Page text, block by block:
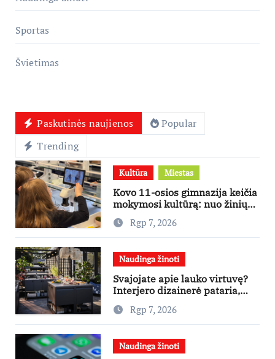
Sportas
Švietimas
Paskutinės naujienos
Popular
Trending
Kultūra Miestas
Kovo 11-osios gimnazija keičia
mokymosi kultūrą: nuo žinių
kaupimo – prie jų supratimo ir
taikymo
Rgp 7, 2026
Naudinga žinoti
Svajojate apie lauko virtuvę?
Interjero dizainerė pataria,
nuo ko pradėti
Rgp 7, 2026
Naudinga žinoti